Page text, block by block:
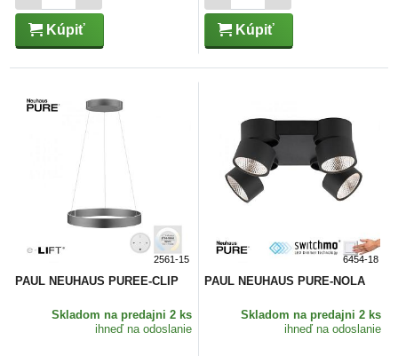
Kúpiť Kúpiť
2561-15
PAUL NEUHAUS PUREE-CLIP
Skladom na predajni 2 ks
ihneď na odoslanie
6454-18
PAUL NEUHAUS PURE-NOLA
Skladom na predajni 2 ks
ihneď na odoslanie